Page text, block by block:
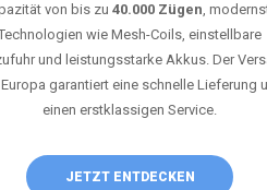
von bis zu 40.000 Zügen,
wie Mesh-Coils, einstellbare
und leistungsstarke Akkus. Der
garantiert eine schnelle Lieferung
einen erstklassigen Service.
JETZT ENTDECKEN